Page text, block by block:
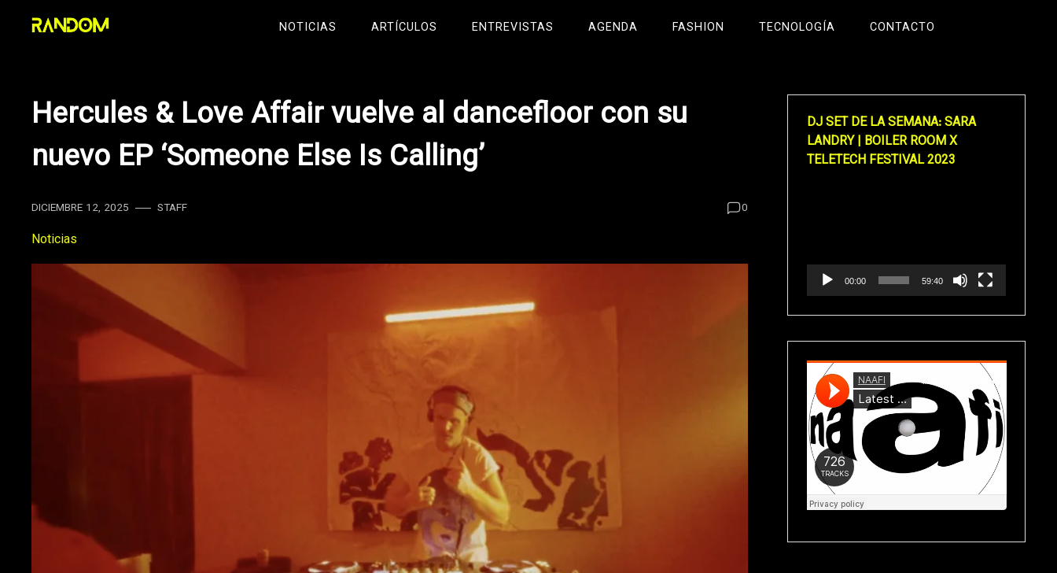
NOTICIAS ARTÍCULOS ENTREVISTAS AGENDA FASHION TECNOLOGÍA CONTACTO
Hercules & Love Affair vuelve al dancefloor con su
nuevo EP ‘Someone Else Is Calling’
DICIEMBRE 12, 2025 STAFF 0
Noticias
DJ SET DE LA SEMANA: SARA
LANDRY | BOILER ROOM X
TELETECH FESTIVAL 2023
00:00 59:40